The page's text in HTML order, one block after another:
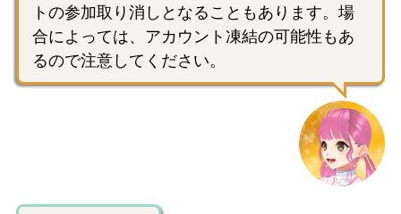
トの参加取り消しとなることもあります。場
合によっては、アカウント凍結の可能性もあ
るので注意してください。